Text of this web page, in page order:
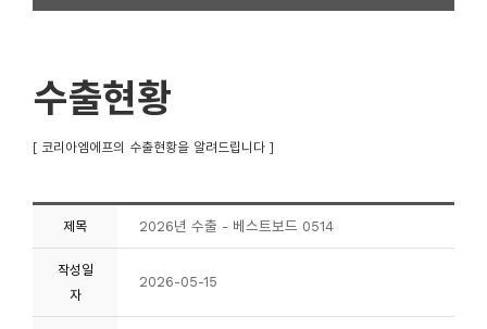
수출현황
[ 코리아엠에프의 수출현황을 알려드립니다 ]
제목 2026년 수출 - 베스트보드 0514
작성일
자
2026-05-15